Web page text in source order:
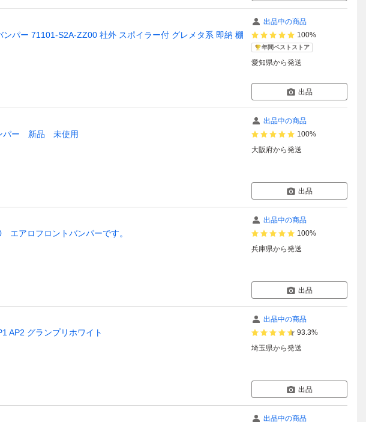
パー 71101-S2A-ZZ00 社外 スポイラー付 グレメタ系 即納 棚
出品中の商品
100%
年間ベストストア
愛知県から発送
出品
パー 新品 未使用
出品中の商品
100%
大阪府から発送
出品
アロフロントバンパーです。
出品中の商品
100%
兵庫県から発送
出品
グランプリホワイト
出品中の商品
93.3%
埼玉県から発送
出品
出品中の商品